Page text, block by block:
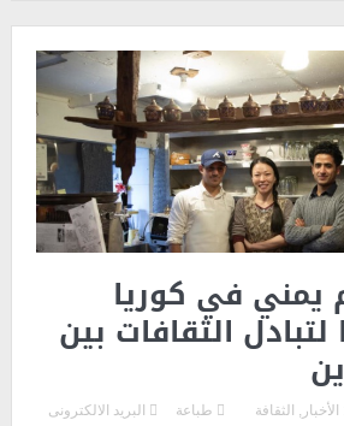
يمني في كوريا
الثقافات بين
الأخبار , الثقافة طباعة البريد الالكترونى